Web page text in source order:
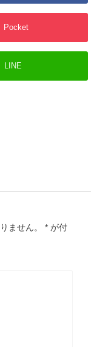
Pocket
LINE
ません。 * が付